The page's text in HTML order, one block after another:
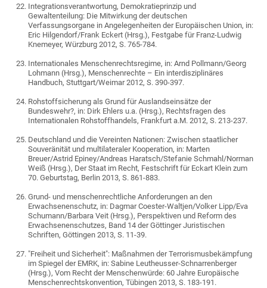
Integrationsverantwortung, Demokratieprinzip und
Gewaltenteilung: Die Mitwirkung der deutschen
Verfassungsorgane in Angelegenheiten der Europäischen Union, in:
Eric Hilgendorf/Frank Eckert (Hrsg.), Festgabe für Franz-Ludwig
Knemeyer, Würzburg 2012, S. 765-784.
Internationales Menschenrechtsregime, in: Arnd Pollmann/Georg
Lohmann (Hrsg.), Menschenrechte – Ein interdisziplinäres
Handbuch, Stuttgart/Weimar 2012, S. 390-397.
Rohstoffsicherung als Grund für Auslandseinsätze der
Bundeswehr?, in: Dirk Ehlers u.a. (Hrsg.), Rechtsfragen des
Internationalen Rohstoffhandels, Frankfurt a.M. 2012, S. 213-237.
Deutschland und die Vereinten Nationen: Zwischen staatlicher
Souveränität und multilateraler Kooperation, in: Marten
Breuer/Astrid Epiney/Andreas Haratsch/Stefanie Schmahl/Norman
Weiß (Hrsg.), Der Staat im Recht, Festschrift für Eckart Klein zum
70. Geburtstag, Berlin 2013, S. 861-883.
Grund- und menschenrechtliche Anforderungen an den
Erwachsenenschutz, in: Dagmar Coester-Waltjen/Volker Lipp/Eva
Schumann/Barbara Veit (Hrsg.), Perspektiven und Reform des
Erwachsenenschutzes, Band 14 der Göttinger Juristischen
Schriften, Göttingen 2013, S. 11-39.
"Freiheit und Sicherheit": Maßnahmen der Terrorismusbekämpfung
im Spiegel der EMRK, in: Sabine Leutheusser-Schnarrenberger
(Hrsg.), Vom Recht der Menschenwürde: 60 Jahre Europäische
Menschenrechtskonvention, Tübingen 2013, S. 183-191.